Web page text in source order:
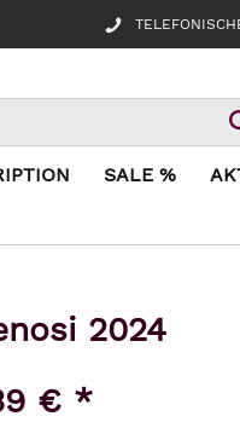
SALE %
2024
€ *